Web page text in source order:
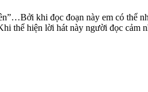
khi đọc đoạn này em có thể
thể hiện lời hát này người đọc cảm